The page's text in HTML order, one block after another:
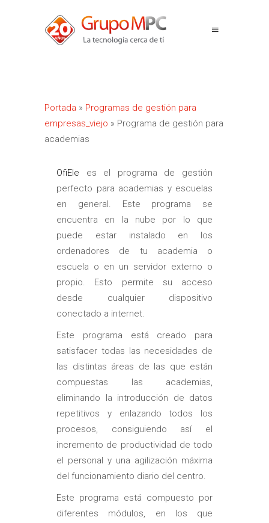
Portada » Programas de gestión para
empresas_viejo » Programa de gestión para
academias
OfiEle es el programa de gestión
perfecto para academias y escuelas
en general. Este programa se
encuentra en la nube por lo que
puede estar instalado en los
ordenadores de tu academia o
escuela o en un servidor externo o
propio. Esto permite su acceso
desde cualquier dispositivo
conectado a internet.
Este programa está creado para
satisfacer todas las necesidades de
las distintas áreas de las que están
compuestas las academias,
eliminando la introducción de datos
repetitivos y enlazando todos los
procesos, consiguiendo así el
incremento de productividad de todo
el personal y una agilización máxima
del funcionamiento diario del centro.
Este programa está compuesto por
diferentes módulos, en los que